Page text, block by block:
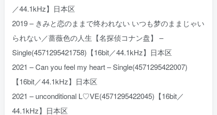
／44.1kHz】日本区
2019 – きみと恋のままで终われない いつも梦のままじゃい
られない／蔷薇色の人生【名探侦コナン盘】 –
Single(4571295421758)【16bit／44.1kHz】日本区
2021 – Can you feel my heart – Single(4571295422007)
【16bit／44.1kHz】日本区
2021 – unconditional L♡VE(4571295422045)【16bit／
44.1kHz】日本区